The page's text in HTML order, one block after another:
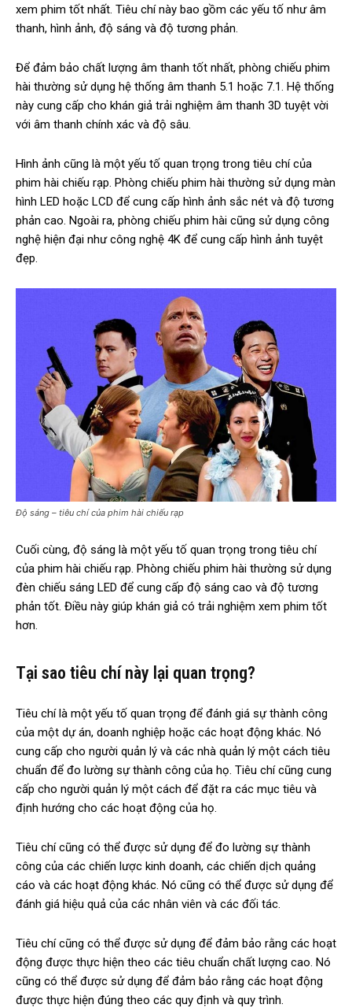
xem phim tốt nhất. Tiêu chí này bao gồm các yếu tố như âm
thanh, hình ảnh, độ sáng và độ tương phản.
Để đảm bảo chất lượng âm thanh tốt nhất, phòng chiếu phim
hài thường sử dụng hệ thống âm thanh 5.1 hoặc 7.1. Hệ thống
này cung cấp cho khán giả trải nghiệm âm thanh 3D tuyệt vời
với âm thanh chính xác và độ sâu.
Hình ảnh cũng là một yếu tố quan trọng trong tiêu chí của
phim hài chiếu rạp. Phòng chiếu phim hài thường sử dụng màn
hình LED hoặc LCD để cung cấp hình ảnh sắc nét và độ tương
phản cao. Ngoài ra, phòng chiếu phim hài cũng sử dụng công
nghệ hiện đại như công nghệ 4K để cung cấp hình ảnh tuyệt
đẹp.
Độ sáng – tiêu chí của phim hài chiếu rạp
Cuối cùng, độ sáng là một yếu tố quan trọng trong tiêu chí
của phim hài chiếu rạp. Phòng chiếu phim hài thường sử dụng
đèn chiếu sáng LED để cung cấp độ sáng cao và độ tương
phản tốt. Điều này giúp khán giả có trải nghiệm xem phim tốt
hơn.
Tại sao tiêu chí này lại quan trọng?
Tiêu chí là một yếu tố quan trọng để đánh giá sự thành công
của một dự án, doanh nghiệp hoặc các hoạt động khác. Nó
cung cấp cho người quản lý và các nhà quản lý một cách tiêu
chuẩn để đo lường sự thành công của họ. Tiêu chí cũng cung
cấp cho người quản lý một cách để đặt ra các mục tiêu và
định hướng cho các hoạt động của họ.
Tiêu chí cũng có thể được sử dụng để đo lường sự thành
công của các chiến lược kinh doanh, các chiến dịch quảng
cáo và các hoạt động khác. Nó cũng có thể được sử dụng để
đánh giá hiệu quả của các nhân viên và các đối tác.
Tiêu chí cũng có thể được sử dụng để đảm bảo rằng các hoạt
động được thực hiện theo các tiêu chuẩn chất lượng cao. Nó
cũng có thể được sử dụng để đảm bảo rằng các hoạt động
được thực hiện đúng theo các quy định và quy trình.